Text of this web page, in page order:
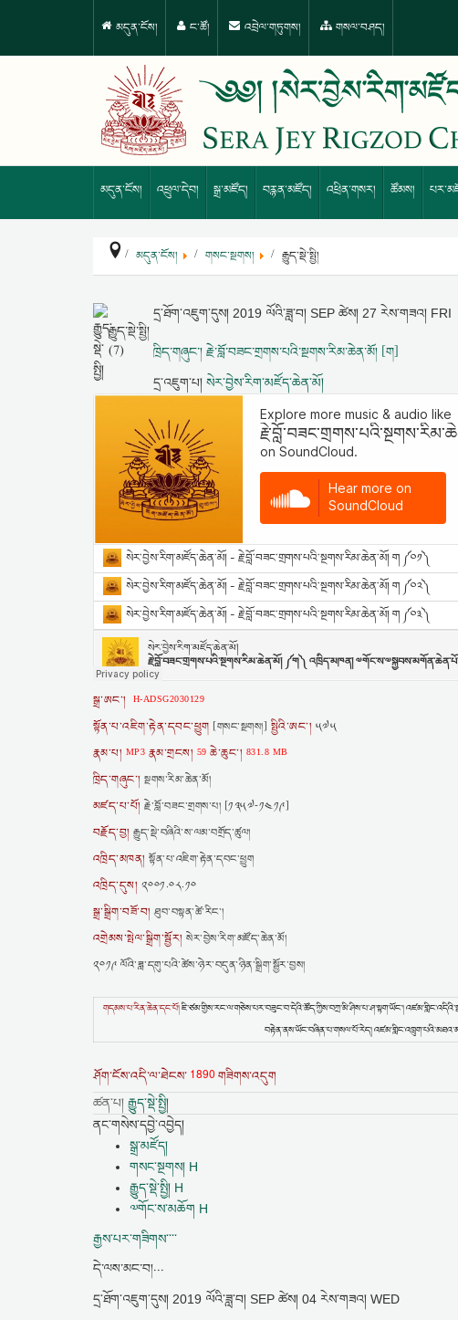
མདུན་ངོས། ང་ཚོ། འབྲེལ་གཏུགས། གསལ་བཤད།
མདུན་ངོས། འཕྲུལ་དེབ། སྒྲ་མཛོད། བརྙན་མཛོད། འཕྲིན་གསར། ཚོམས།
མདུན་ངོས། གསང་སྔགས། རྒྱུད་སྡེ་སྤྱི།
རྒྱུད་སྡེ་སྤྱི།
(7)
དྲ་ཐོག་འཇུག་དུས། 2019 ལོའི་ཟླ་བ། SEP ཚེས། 27 རེས་གཟའ། FRI
ཁྲིད་གཞུང་། རྗེ་བློ་བཟང་གྲགས་པའི་སྔགས་རིམ་ཆེན་མོ། [ག]
དྲ་འཇུག་པ། སེར་བྱེས་རིག་མཛོད་ཆེན་མོ།
སྒྲ་ཨང་། H-ADSG2030129
སྟོན་པ་འཇིག་རྟེན་དབང་ཕྱུག [གསང་སྔགས།] སྤྱིའི་ཨང་། ༥༧༥
རྣམ་པ། MP3 རྣམ་གྲངས། 59 ཆེ་ཆུང་། 831.8 MB
ཁྲིད་གཞུང་།སྔགས་རིམ་ཆེན་མོ།
མཛད་པ་པོ། རྗེ་བློ་བཟང་གྲགས་པ། [༡༣༥༧-༡༤༡༩]
བརྗོད་བྱ། རྒྱུད་སྡེ་བཞིའི་ས་ལམ་བགྲོད་ཚུལ།
འཁྲིད་མཁན།སྟོན་པ་འཇིག་རྟེན་དབང་ཕྱུག
འཁྲིད་དུས། ༢༠༠༡.༠༨.༡༠
སྒྲ་སྒྲིག་བཟོ་བ།ཐུབ་བསྟན་ཚེ་རིང་།
འགྲེམས་སྤེལ་སྒྲིག་སྦྱོར།སེར་བྱེས་རིག་མཛོད་ཆེན་མོ།
༢༠༡༩ ལོའི་ཟླ་དགུ་པའི་ཚེས་ཉེར་བདུན་ཉིན་སྒྲིག་སྦྱོར་བྱས།
གདམས་པ་རིན་ཆེན་དང་པོ།ཇི་ཙམ་གྱིས་རང་ལ་གཅེས་པར་བཟུང་བ་དེའི་ཚོད་ཀྱིས་བཀྲ་མི་ཤིས་པ་ཤ་སྟག་ཡོང་།
བརྟེན་ནས་ཡོང་བཞིན་པ་གསལ་པོ་རེད།
ཤོག་ངོས་འདི་ལ་ཐེངས་ 1890 གཟིགས་འདུག
ཚན་པ། རྒྱུད་སྡེ་སྤྱི།
ནང་གསེས་དབྱེ་འབྱེད།
སྒྲ་མཛོད།
གསང་སྔགས། H
རྒྱུད་སྡེ་སྤྱི། H
༧གོང་ས་མཆོག H
རྒྱས་པར་གཟིགས་་་་
དེ་ལས་མང་བ།...
དྲ་ཐོག་འཇུག་དུས། 2019 ལོའི་ཟླ་བ། SEP ཚེས། 04 རེས་གཟའ། WED